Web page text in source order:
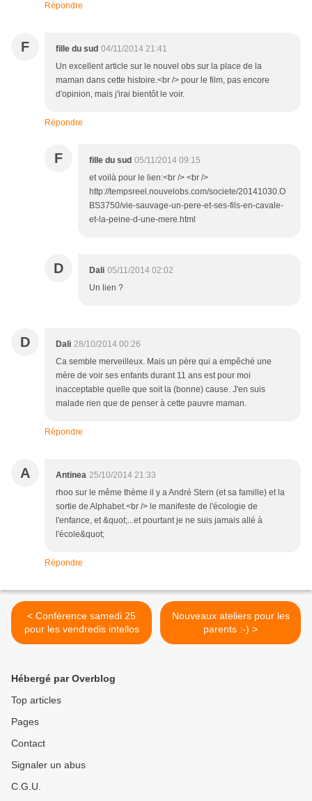
Répondre
F fille du sud 04/11/2014 21:41
Un excellent article sur le nouvel obs sur la place de la
maman dans cette histoire.<br /> pour le film, pas encore
d'opinion, mais j'irai bientôt le voir.
Répondre
F fille du sud 05/11/2014 09:15
et voilà pour le lien:<br /> <br />
http://tempsreel.nouvelobs.com/societe/20141030.O
BS3750/vie-sauvage-un-pere-et-ses-fils-en-cavale-
et-la-peine-d-une-mere.html
D Dali 05/11/2014 02:02
Un lien ?
D Dali 28/10/2014 00:26
Ca semble merveilleux. Mais un père qui a empêché une
mère de voir ses enfants durant 11 ans est pour moi
inacceptable quelle que soit la (bonne) cause. J'en suis
malade rien que de penser à cette pauvre maman.
Répondre
A Antinea 25/10/2014 21:33
rhoo sur le même thème il y a André Stern (et sa famille) et la
sortie de Alphabet.<br /> le manifeste de l'écologie de
l'enfance, et &quot;...et pourtant je ne suis jamais allé à
l'école&quot;
Répondre
< Conférence samedi 25
pour les vendredis intellos
Nouveaux ateliers pour les
parents :-) >
Hébergé par Overblog
Top articles
Pages
Contact
Signaler un abus
C.G.U.